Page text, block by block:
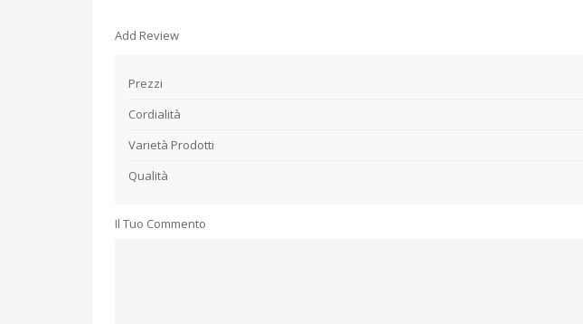
Add Review
Prezzi
Cordialità
Varietà Prodotti
Qualità
Il Tuo Commento